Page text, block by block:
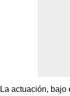
La actuación, bajo